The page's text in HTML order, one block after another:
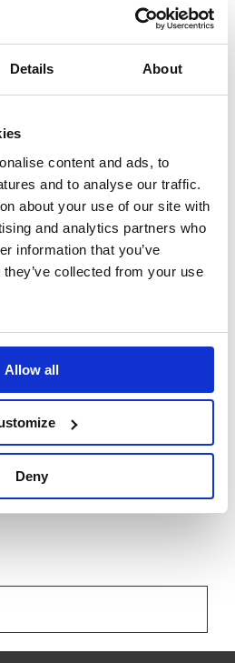
Details About
content and ads, to
and to analyse our traffic.
about your use of our site with
and analytics partners who
information that you’ve
collected from your use
Allow all
Deny
لقد اطلعت على الوثيقة